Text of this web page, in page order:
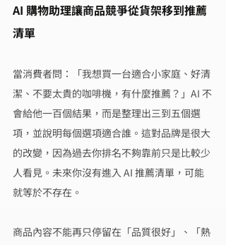
AI 購物助理讓商品競爭從貨架移到推薦
清單
當消費者問：「我想買一台適合小家庭、好清
潔、不要太貴的咖啡機，有什麼推薦？」AI 不
會給他一百個結果，而是整理出三到五個選
項，並說明每個選項適合誰。這對品牌是很大
的改變，因為過去你排名不夠靠前只是比較少
人看見。未來你沒有進入 AI 推薦清單，可能
就等於不存在。
商品內容不能再只停留在「品質很好」、「熱